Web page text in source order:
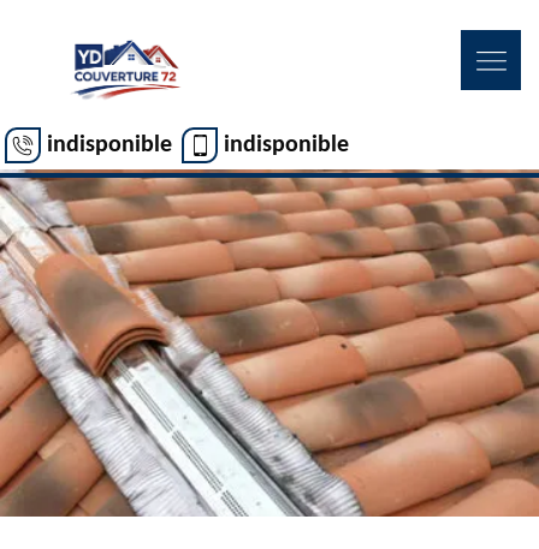
indisponible indisponible